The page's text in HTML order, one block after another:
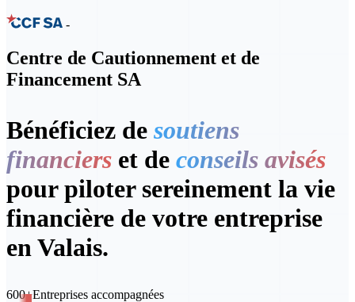
-
Centre de Cautionnement et de
Financement SA
Bénéficiez de soutiens
financiers et de conseils avisés
pour piloter sereinement la vie
financière de votre entreprise
en Valais.
600+Entreprises accompagnées